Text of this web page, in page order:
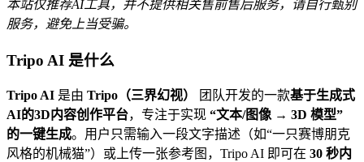
本站仅推荐AI工具，并不提供相关售前售后服务，请自行甄别
服务，避免上当受骗。
Tripo AI 是什么
Tripo AI 是由 Tripo（三界幻视） 团队开发的一款基于生成式
AI的3D内容创作平台，专注于实现 “文本/图像 → 3D 模型”
的一键生成。用户只需输入一段文字描述（如“一只赛博朋克
风格的机械猫”）或上传一张参考图，Tripo AI 即可在 30 秒内